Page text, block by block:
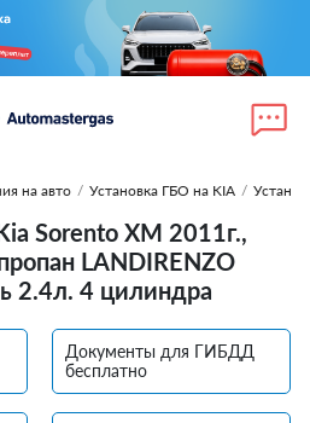
на авто / Установка ГБО на KIA /
Sorento XM 2011г.,
LANDIRENZO
2.4л. 4 цилиндра
Документы для ГИБДД
бесплатно